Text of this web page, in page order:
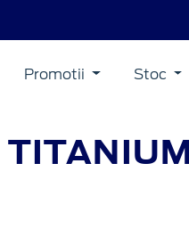
Promotii Stoc